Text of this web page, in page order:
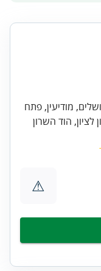
מודיעין, פתח
הוד השרון
⚠